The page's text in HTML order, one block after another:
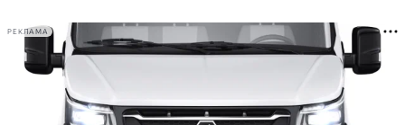
РЕКЛАМА